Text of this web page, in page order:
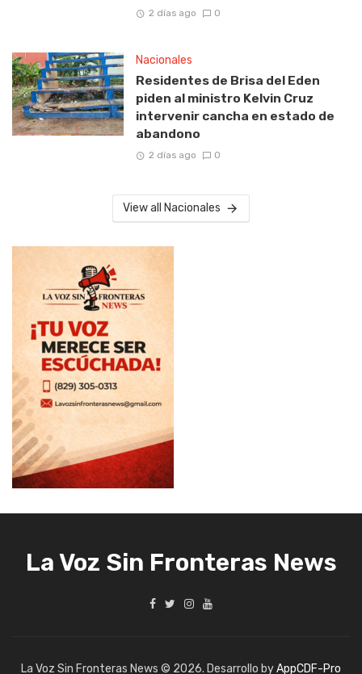
2 días ago 0
Nacionales
Residentes de Brisa del Eden
piden al ministro Kelvin Cruz
intervenir cancha en estado de
abandono
2 días ago 0
View all Nacionales
La Voz Sin Fronteras News
La Voz Sin Fronteras News © 2026. Desarrollo byAppCDF-Pro